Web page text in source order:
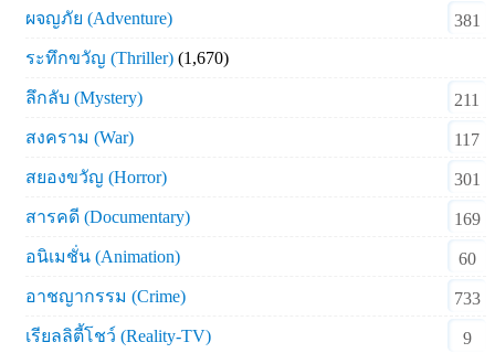
ผจญภัย (Adventure)
381
ระทึกขวัญ (Thriller) (1,670)
ลึกลับ (Mystery)
211
สงคราม (War)
117
สยองขวัญ (Horror)
301
สารคดี (Documentary)
169
อนิเมชั่น (Animation)
60
อาชญากรรม (Crime)
733
เรียลลิตี้โชว์ (Reality-TV)
9